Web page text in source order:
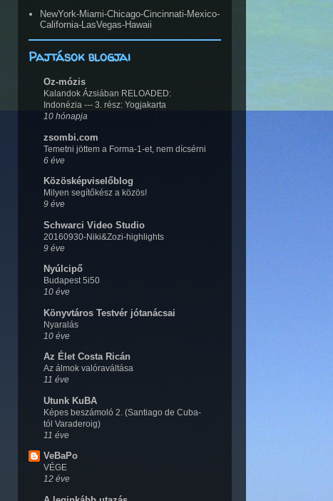
NewYork-Miami-Chicago-Cincinnati-Mexico-
California-LasVegas-Hawaii
Pajtások blogjai
Oz-mózis
Kalandok Ázsiában RELOADED:
Indonézia --- 3. rész: Yogjakarta
10 hónapja
zsombi.com
Temetni jöttem a Forma-1-et, nem dícsérni
6 éve
Közösképviselőblog
Milyen segítőkész a közös!
9 éve
Schwarci Video Studio
20160930-Niki&Zozi-highlights
9 éve
Nyúlcipő
Budapest 5i50
10 éve
Könyvtáros Testvér jótanácsai
Nyaralás
10 éve
Az Élet Costa Ricán
Az álmok valóraváltása
11 éve
Utunk KuBA
Képes beszámoló 2. (Santiago de Cuba-
tól Varaderoig)
11 éve
VeBaPo
VÉGE
12 éve